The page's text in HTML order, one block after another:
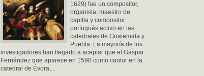
1629) fue un compositor,
organista, maestro de
capilla y compositor
portugués activo en las
catedrales de Guatemala y
Puebla. La mayoría de los
investigadores han llegado a aceptar que el Gaspar
Fernández que aparece en 1590 como cantor en la
catedral de Évora,...